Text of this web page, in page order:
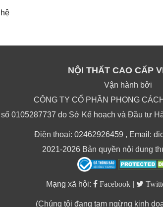
NỘI THẤT CAO CẤP
Vận hành bởi
CÔNG TY CỔ PHẦN PHONG
0105287737 do Sở Kế hoạch và Đầu tư
Điện thoại: 02462926459 , Email:
2021-2026 Bản quyền nội dung
Mạng xã hội: Facebook
(Chúng tôi đang tạm ngừng kinh